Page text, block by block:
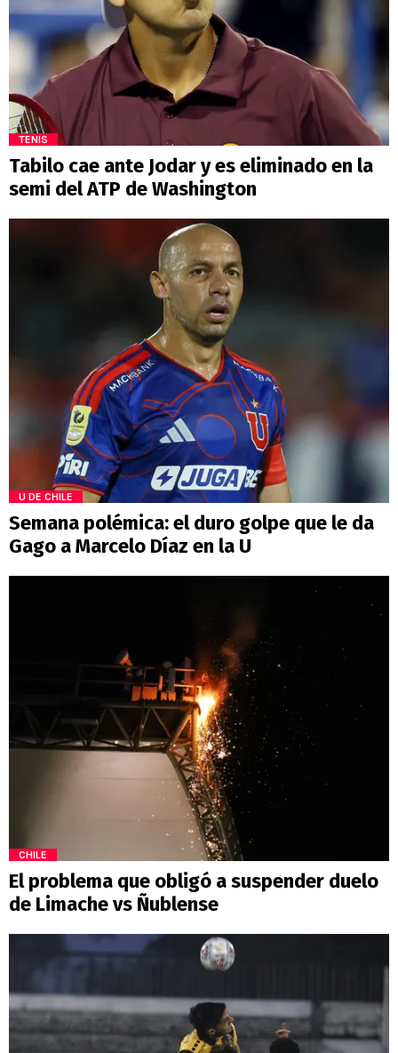
TENIS
Tabilo cae ante Jodar y es eliminado en la
semi del ATP de Washington
U DE CHILE
Semana polémica: el duro golpe que le da
Gago a Marcelo Díaz en la U
CHILE
El problema que obligó a suspender duelo
de Limache vs Ñublense